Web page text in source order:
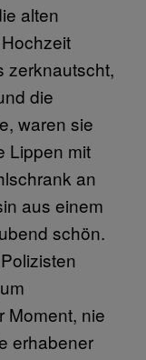
alten
zerknautscht,
die
waren sie
Lippen mit
an
aus einem
schön.
Moment, nie
erhabener